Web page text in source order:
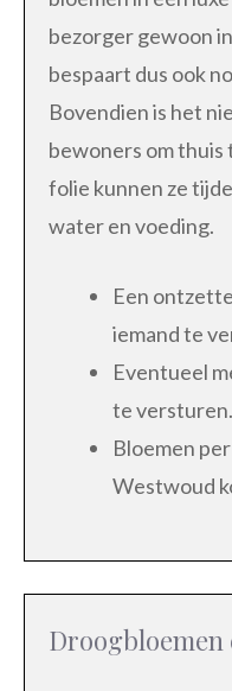
bezorger gewoon
bespaart dus ook
Bovendien is het
bewoners om thuis
folie kunnen ze
water en voeding.
Een
iemand te
Eventueel
te versturen.
Bloemen
Westwoud
Droogbloemen